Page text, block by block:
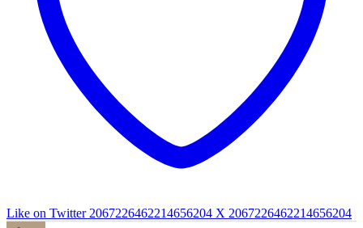
Like on Twitter 2067226462214656204 X 2067226462214656204